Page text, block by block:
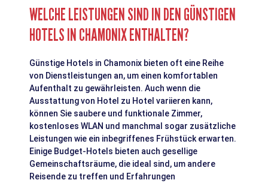
WELCHE LEISTUNGEN SIND IN DEN GÜNSTIGEN
HOTELS IN CHAMONIX ENTHALTEN?
Günstige Hotels in Chamonix bieten oft eine Reihe
von Dienstleistungen an, um einen komfortablen
Aufenthalt zu gewährleisten. Auch wenn die
Ausstattung von Hotel zu Hotel variieren kann,
können Sie saubere und funktionale Zimmer,
kostenloses WLAN und manchmal sogar zusätzliche
Leistungen wie ein inbegriffenes Frühstück erwarten.
Einige Budget-Hotels bieten auch gesellige
Gemeinschaftsräume, die ideal sind, um andere
Reisende zu treffen und Erfahrungen